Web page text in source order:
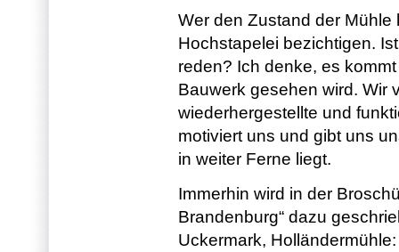
Wer den Zustand der
Hochstapelei bezichtigen.
reden? Ich denke, es
Bauwerk gesehen wird. Wir
wiederhergestellte und
motiviert uns und gibt uns
in weiter Ferne liegt.
Immerhin wird in der
Brandenburg“ dazu
Uckermark,